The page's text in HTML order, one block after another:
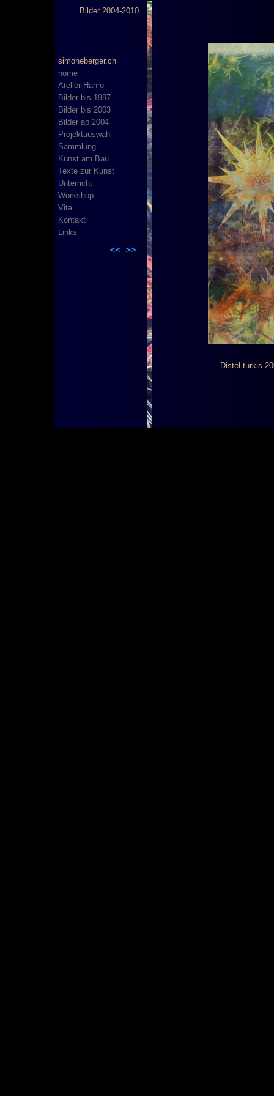
simoneberger.ch
home
Atelier Hanro
Bilder bis 1997
Bilder bis 2003
Bilder ab 2004
Projektauswahl
Sammlung
Kunst am Bau
Texte zur Kunst
Unterricht
Workshop
Vita
Kontakt
Links
Bilder 2004-2010
<< >>
Distel türkis